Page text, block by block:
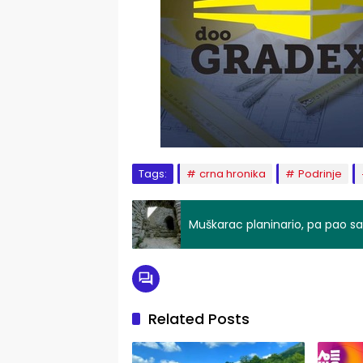
Tags: crna hronika Podrinje
Muškarac planinario, pa pao
Related Posts